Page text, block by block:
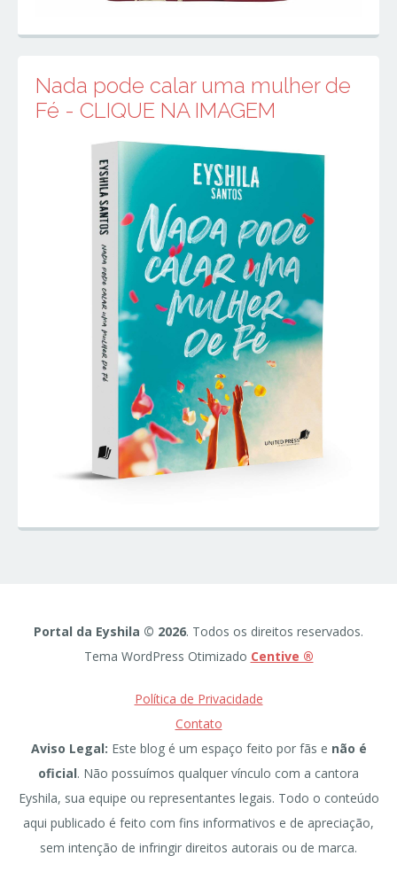
Nada pode calar uma mulher de
Fé - CLIQUE NA IMAGEM
Portal da Eyshila © 2026. Todos os direitos reservados.
Tema WordPress Otimizado Centive ®
Política de Privacidade
Contato
Aviso Legal: Este blog é um espaço feito por fãs e não é
oficial. Não possuímos qualquer vínculo com a cantora
Eyshila, sua equipe ou representantes legais. Todo o conteúdo
aqui publicado é feito com fins informativos e de apreciação,
sem intenção de infringir direitos autorais ou de marca.